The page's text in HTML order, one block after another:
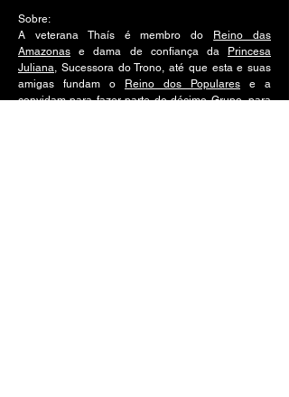
Sobre:
A veterana Thaís é membro do
Reino das
Amazonas e dama de confiança da
Princesa
Juliana, Sucessora do Trono, até que esta e suas
amigas fundam o
Reino dos Populares e a
convidam para fazer parte do décimo Grupo, para